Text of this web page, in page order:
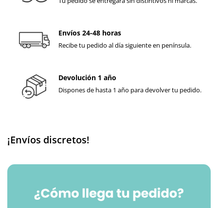
Envíos 24-48 horas
Recibe tu pedido al día siguiente en península.
Devolución 1 año
Dispones de hasta 1 año para devolver tu pedido.
¡Envíos discretos!